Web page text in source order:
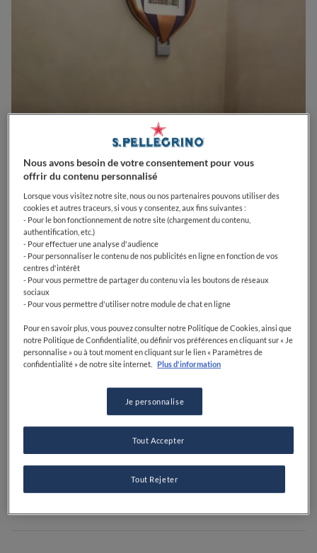
0 0 0 0 0
26 Rue Surcouf75007ParisFrance
VOIR HORAIRES D'OUVERTURE
VOIR SUR LA CARTE +33 9 52 27 01 36
Guide Michelin
Nous avons besoin de votre consentement pour vous
offrir du contenu personnalisé
Lorsque vous visitez notre site, nous ou nos partenaires pouvons utiliser des
cookies et autres traceurs, si vous y consentez, aux fins suivantes :
- Pour le bon fonctionnement de notre site (chargement du contenu,
authentification, etc.)
- Pour effectuer une analyse d'audience
- Pour personnaliser le contenu de nos publicités en ligne en fonction de vos
centres d'intérêt
- Pour vous permettre de partager du contenu via les boutons de réseaux
sociaux
- Pour vous permettre d'utiliser notre module de chat en ligne
Pour en savoir plus, vous pouvez consulter notre Politique de Cookies, ainsi que
notre Politique de Confidentialité, ou définir vos préférences en cliquant sur « Je
personnalise » ou à tout moment en cliquant sur le lien « Paramètres de
confidentialité » de notre site internet.
Plus d'information
Je personnalise
Tout Rejeter
Tout Accepter